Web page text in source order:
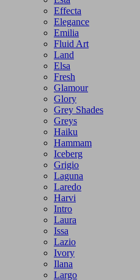
Effecta
Elegance
Emilia
Fluid Art
Land
Elsa
Fresh
Glamour
Glory
Grey Shades
Greys
Haiku
Hammam
Iceberg
Grigio
Laguna
Laredo
Harvi
Intro
Laura
Issa
Lazio
Ivory
Ilana
Largo